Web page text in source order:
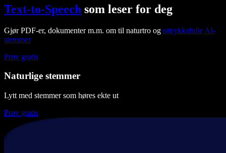
Text-to-Speech som leser for deg
Gjør PDF-er, dokumenter m.m. om til naturtro og uttrykksfulle AI-
stemmer
Prøv gratis
Naturlige stemmer
Lytt med stemmer som høres ekte ut
Prøv gratis